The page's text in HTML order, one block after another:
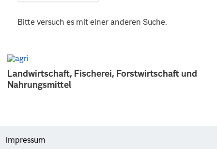
Landwirtschaft, Fischerei, Forstwirtschaft und
Nahrungsmittel
Bitte versuch es mit einer anderen Suche.
Impressum